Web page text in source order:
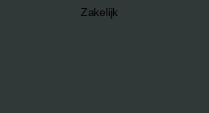
Zakelijk